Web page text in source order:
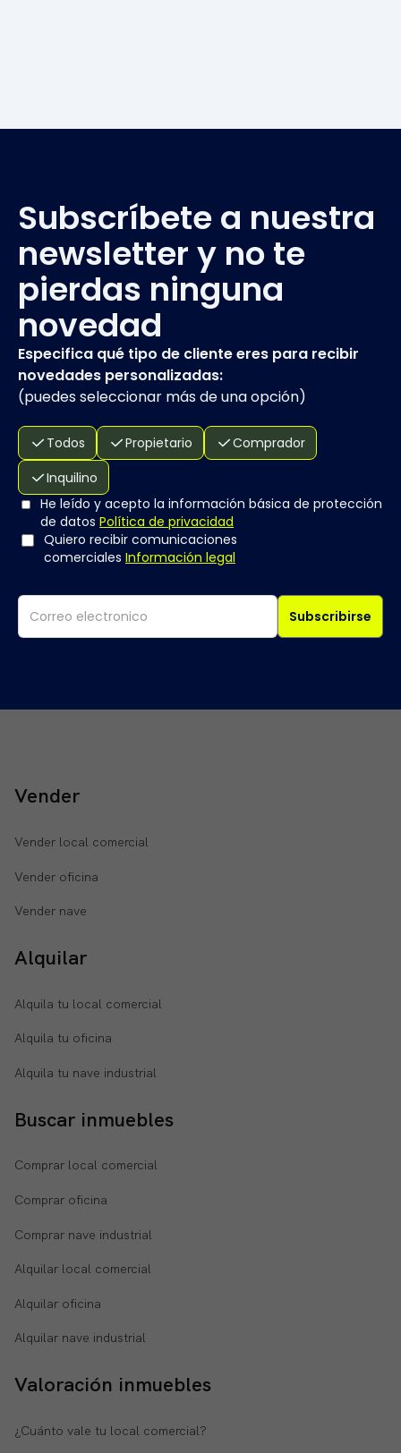
Subscríbete a nuestra
newsletter y no te
pierdas ninguna
novedad
Especifica qué tipo de cliente eres para recibir
novedades personalizadas:
(puedes seleccionar más de una opción)
Todos Propietario
Comprador
Inquilino
He leído y acepto la información básica de protección
de datos Política de privacidad
Quiero recibir comunicaciones
comerciales Información legal
Subscribirse
Vender
Vender local comercial
Vender oficina
Vender nave
Alquilar
Alquila tu local comercial
Alquila tu oficina
Alquila tu nave industrial
Buscar inmuebles
Comprar local comercial
Comprar oficina
Comprar nave industrial
Alquilar local comercial
Alquilar oficina
Alquilar nave industrial
Valoración inmuebles
¿Cuánto vale tu local comercial?